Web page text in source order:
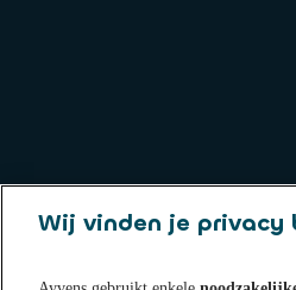
Wij vinden je privacy